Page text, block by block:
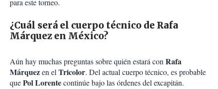
para este torneo.
¿Cuál será el cuerpo técnico de Rafa
Márquez en México?
Aún hay muchas preguntas sobre quién estará conRafa
Márquezen elTricolor. Del actual cuerpo técnico, es probable
quePol Lorentecontinúe bajo las órdenes del excapitán.